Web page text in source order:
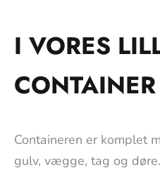
I VORES
CONTAINER
Containeren er komplet
gulv, vægge, tag og